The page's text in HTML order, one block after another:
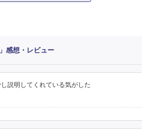
感想・レビュー
説明してくれている気がした